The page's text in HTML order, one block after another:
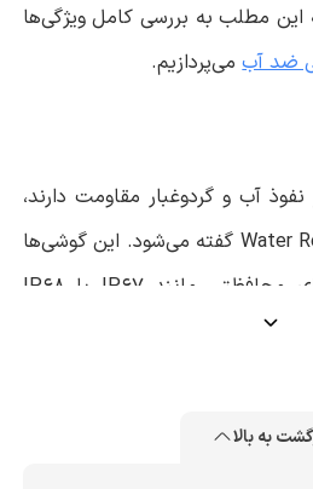
این مطلب به بررسی کامل ویژگی‌ها
ضد آبمی‌پردازیم.
آب و گردوغبار مقاومت دارند،
گوشی ضد آب یا Water Resistant گفته می‌شود. این گوشی‌ها
معمولاً دارای استانداردهای محافظتی مانند IP67 یا IP68
به بالا